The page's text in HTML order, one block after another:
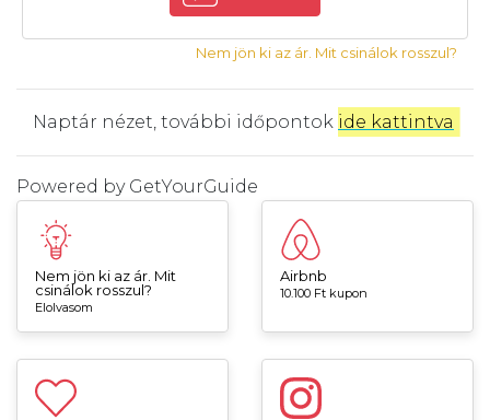
Nem jön ki az ár. Mit csinálok rosszul?
Naptár nézet, további időpontok ide kattintva
Powered by GetYourGuide
Nem jön ki az ár. Mit
csinálok rosszul?
Elolvasom
Airbnb
10.100 Ft kupon